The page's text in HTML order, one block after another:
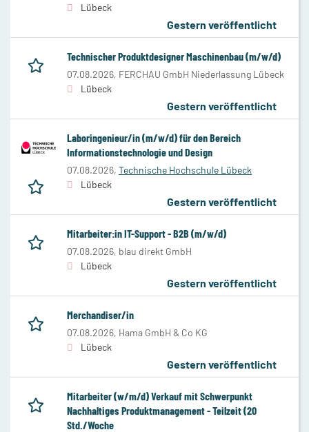
Lübeck
Gestern veröffentlicht
Technischer Produktdesigner Maschinenbau (m/w/d)
07.08.2026, FERCHAU GmbH Niederlassung Lübeck
Lübeck
Gestern veröffentlicht
Laboringenieur/in (m/w/d) für den Bereich
Informationstechnologie und Design
07.08.2026, Technische Hochschule Lübeck
Lübeck
Gestern veröffentlicht
Mitarbeiter:in IT-Support - B2B (m/w/d)
07.08.2026, blau direkt GmbH
Lübeck
Gestern veröffentlicht
Merchandiser/in
07.08.2026, Hama GmbH & Co KG
Lübeck
Gestern veröffentlicht
Mitarbeiter (w/m/d) Verkauf mit Schwerpunkt
Nachhaltiges Produktmanagement - Teilzeit (20
Std./Woche